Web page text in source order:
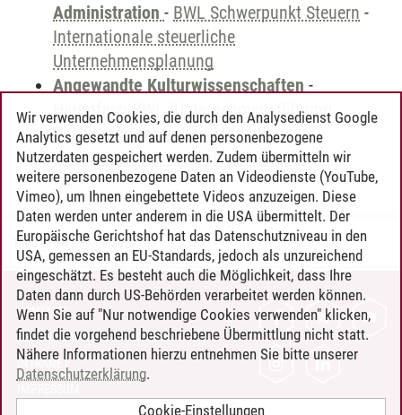
Administration - BWL Schwerpunkt Steuern -
Internationale steuerliche
Unternehmensplanung
Angewandte Kulturwissenschaften -
Hauptfach BWL (Unternehmensführung,
Rechnungswesen und Marketing)-
Hauptstudium - Wahlpflichtbereich
Timo Leder/30.06.2024
KONTAKT
LEUPHANA ALS ARBEITGEBER
INTRANET
Wir verwenden Cookies, die durch den Analysedienst Google
Analytics gesetzt und auf denen personenbezogene
Nutzerdaten gespeichert werden. Zudem übermitteln wir
weitere personenbezogene Daten an Videodienste (YouTube,
Vimeo), um Ihnen eingebettete Videos anzuzeigen. Diese
Daten werden unter anderem in die USA übermittelt. Der
Europäische Gerichtshof hat das Datenschutzniveau in den
USA, gemessen an EU-Standards, jedoch als unzureichend
eingeschätzt. Es besteht auch die Möglichkeit, dass Ihre
Daten dann durch US-Behörden verarbeitet werden können.
Wenn Sie auf "Nur notwendige Cookies verwenden" klicken,
findet die vorgehend beschriebene Übermittlung nicht statt.
Nähere Informationen hierzu entnehmen Sie bitte unserer
Datenschutzerklärung.
Cookie-Einstellungen